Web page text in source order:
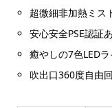
超微細非加熱ミス
安心安全PSE認証
癒やしの7色LEDラ
吹出口360度自由